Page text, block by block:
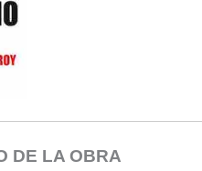
DE LA OBRA